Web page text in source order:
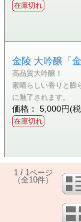
在庫切れ
金陵 大吟醸「
高品質大吟醸！
素晴らしい香りと膨
に魅了されます。
価格： 5,000円(
在庫切れ
1 / 1ページ
（全10件）